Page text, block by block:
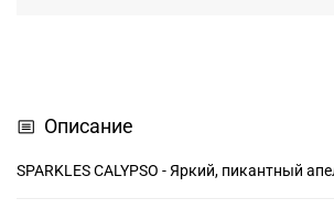
Описание
SPARKLES CALYPSO - Яркий, пикантный